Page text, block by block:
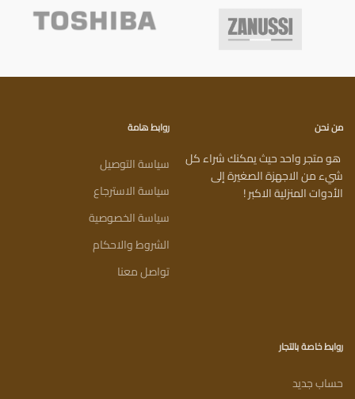
من نحن
هو متجر واحد حيث يمكنك شراء كل
شيء من الاجهزة الصغيرة إلى
الأدوات المنزلية الاكبر !
روابط هامة
سياسة التوصيل
سياسة الاسترجاع
سياسة الخصوصية
الشروط والاحكام
تواصل معنا
روابط خاصة بالتجار
حساب جديد